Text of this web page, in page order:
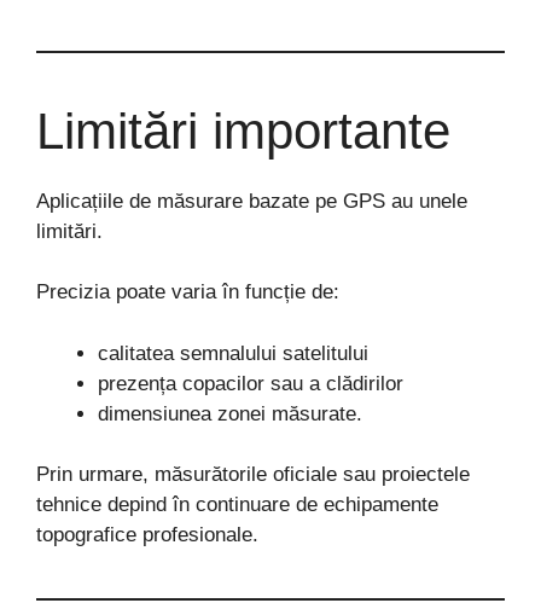
Limitări importante
Aplicațiile de măsurare bazate pe GPS au unele
limitări.
Precizia poate varia în funcție de:
calitatea semnalului satelitului
prezența copacilor sau a clădirilor
dimensiunea zonei măsurate.
Prin urmare, măsurătorile oficiale sau proiectele
tehnice depind în continuare de echipamente
topografice profesionale.